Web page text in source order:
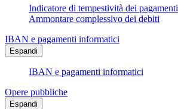
Indicatore di tempestività dei pagamenti
Ammontare complessivo dei debiti
IBAN e pagamenti informatici
Espandi
IBAN e pagamenti informatici
Opere pubbliche
Espandi